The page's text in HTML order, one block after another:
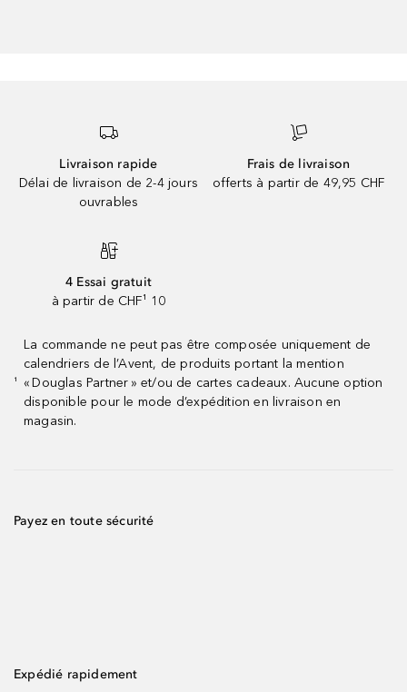
Livraison rapide
Délai de livraison de 2-4 jours
ouvrables
Frais de livraison
offerts à partir de 49,95 CHF
4 Essai gratuit
à partir de CHF¹ 10
¹
La commande ne peut pas être composée uniquement de
calendriers de l’Avent, de produits portant la mention
« Douglas Partner » et/ou de cartes cadeaux. Aucune option
disponible pour le mode d’expédition en livraison en
magasin.
Payez en toute sécurité
Expédié rapidement